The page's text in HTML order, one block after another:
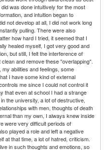
was done intuitively for the most
and intuition began to
not develop at all, I did not work long
pulling. There were also
how hard I tried, it seemed that I
healed myself, I got very good and
but still, I felt the interference of
and remove these "overlapping".
abilities and feelings, some
I have some kind of external
me since I could not control it
that even at school I had a strange
the university, a lot of destructive,
with men, thoughts of death
than my own, I always knew inside
were very difficult periods of
played a role and left a negative
at that time, a lot of hatred, criticism.
in such thoughts and emotions, so